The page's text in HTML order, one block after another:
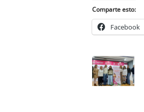
Comparte esto:
Facebook